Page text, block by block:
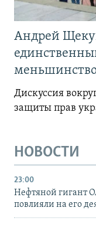
Андрей
Дискуссия
защиты прав
НОВОСТИ
23:00
Нефтяной гигант
повлияли на его